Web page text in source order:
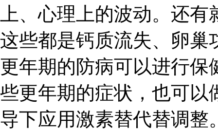
上、心理上的波动。还
这些都是钙质流失、卵巢
更年期的防病可以进行保
些更年期的症状，也可以
导下应用激素替代替调整